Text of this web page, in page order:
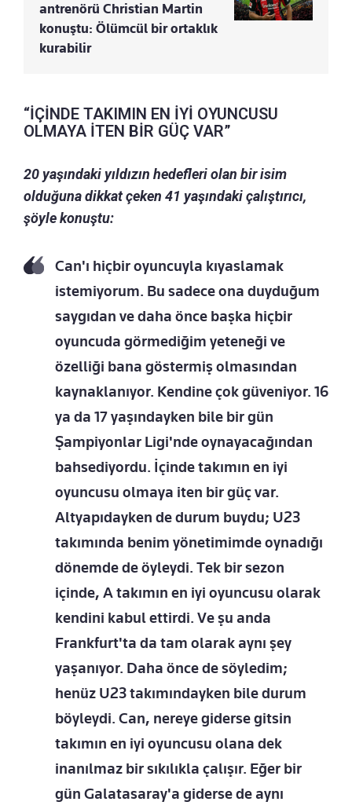
antrenörü Christian Martin
konuştu: Ölümcül bir ortaklık
kurabilir
“İÇİNDE TAKIMIN EN İYİ OYUNCUSU
OLMAYA İTEN BİR GÜÇ VAR”
20 yaşındaki yıldızın hedefleri olan bir isim
olduğuna dikkat çeken 41 yaşındaki çalıştırıcı,
şöyle konuştu:
Can'ı hiçbir oyuncuyla kıyaslamak
istemiyorum. Bu sadece ona duyduğum
saygıdan ve daha önce başka hiçbir
oyuncuda görmediğim yeteneği ve
özelliği bana göstermiş olmasından
kaynaklanıyor. Kendine çok güveniyor. 16
ya da 17 yaşındayken bile bir gün
Şampiyonlar Ligi'nde oynayacağından
bahsediyordu. İçinde takımın en iyi
oyuncusu olmaya iten bir güç var.
Altyapıdayken de durum buydu; U23
takımında benim yönetimimde oynadığı
dönemde de öyleydi. Tek bir sezon
içinde, A takımın en iyi oyuncusu olarak
kendini kabul ettirdi. Ve şu anda
Frankfurt'ta da tam olarak aynı şey
yaşanıyor. Daha önce de söyledim;
henüz U23 takımındayken bile durum
böyleydi. Can, nereye giderse gitsin
takımın en iyi oyuncusu olana dek
inanılmaz bir sıkılıkla çalışır. Eğer bir
gün Galatasaray'a giderse de aynı